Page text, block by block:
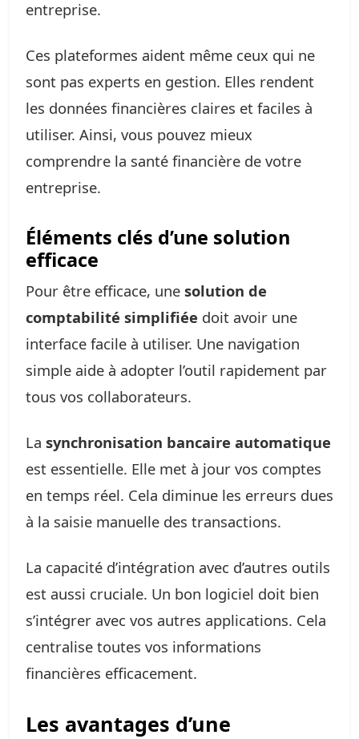
entreprise.
Ces plateformes aident même ceux qui ne
sont pas experts en gestion. Elles rendent
les données financières claires et faciles à
utiliser. Ainsi, vous pouvez mieux
comprendre la santé financière de votre
entreprise.
Éléments clés d’une solution
efficace
Pour être efficace, une solution de
comptabilité simplifiée doit avoir une
interface facile à utiliser. Une navigation
simple aide à adopter l’outil rapidement par
tous vos collaborateurs.
La synchronisation bancaire automatique
est essentielle. Elle met à jour vos comptes
en temps réel. Cela diminue les erreurs dues
à la saisie manuelle des transactions.
La capacité d’intégration avec d’autres outils
est aussi cruciale. Un bon logiciel doit bien
s’intégrer avec vos autres applications. Cela
centralise toutes vos informations
financières efficacement.
Les avantages d’une